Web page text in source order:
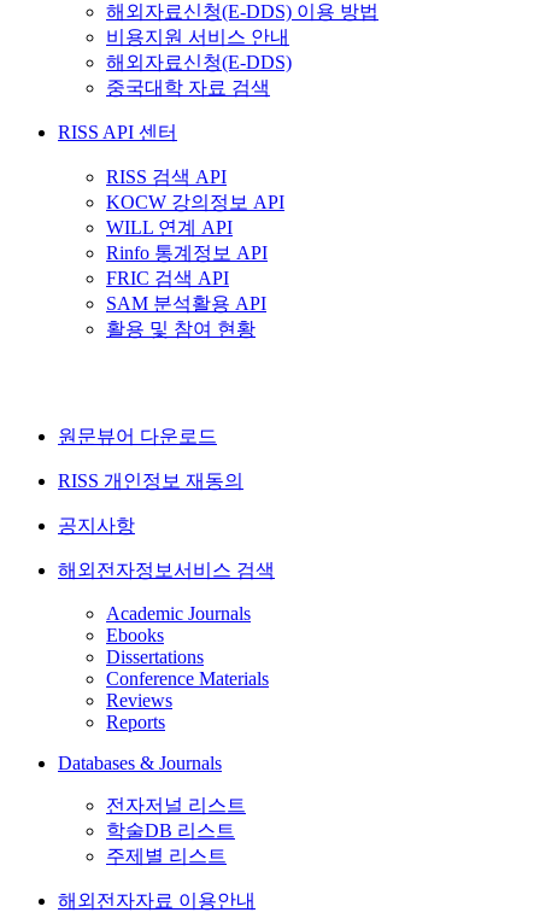
해외자료신청(E-DDS) 이용 방법
비용지원 서비스 안내
해외자료신청(E-DDS)
중국대학 자료 검색
RISS API 센터
RISS 검색 API
KOCW 강의정보 API
WILL 연계 API
Rinfo 통계정보 API
FRIC 검색 API
SAM 분석활용 API
활용 및 참여 현황
원문뷰어 다운로드
RISS 개인정보 재동의
공지사항
해외전자정보서비스 검색
Academic Journals
Ebooks
Dissertations
Conference Materials
Reviews
Reports
Databases & Journals
전자저널 리스트
학술DB 리스트
주제별 리스트
해외전자자료 이용안내